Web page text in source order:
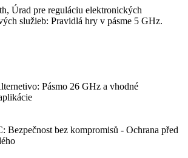
Úrad pre reguláciu elektronických
služieb: Pravidlá hry v pásme 5 GHz.
Pásmo 26 GHz a vhodné
Bezpečnost bez kompromisů - Ochrana před